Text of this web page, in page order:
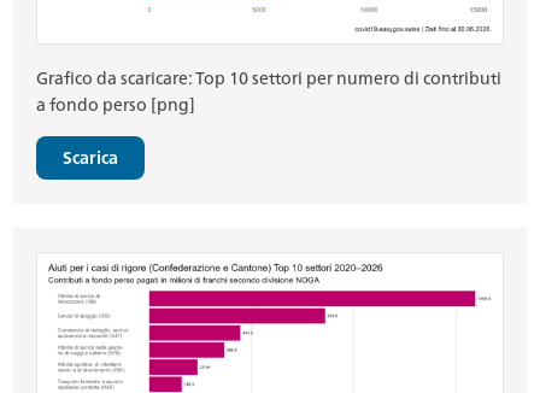
Grafico da scaricare: Top 10 settori per numero di contributi
a fondo perso [png]
Scarica